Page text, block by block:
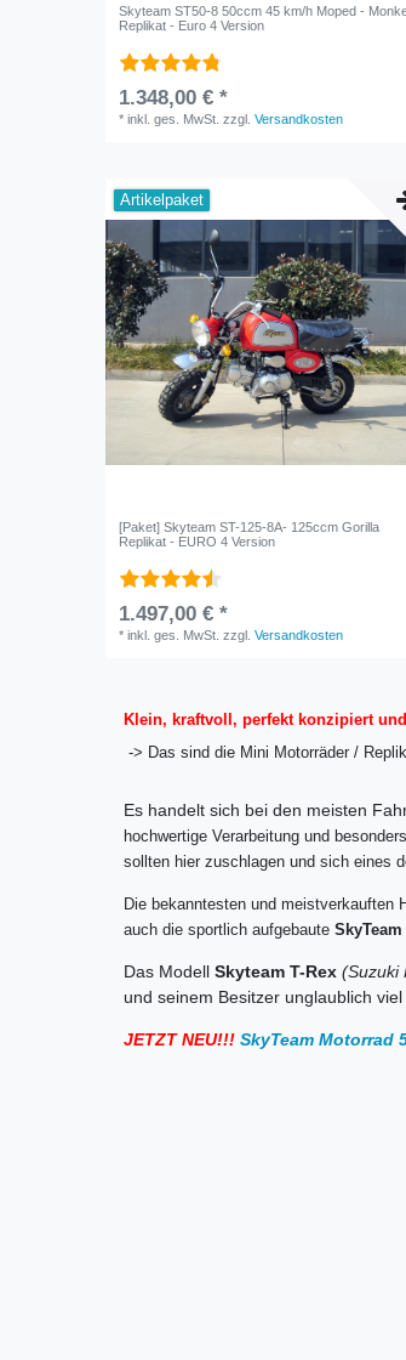
Skyteam ST50-8 50ccm 45 km/h Moped -
Replikat - Euro 4 Version
1.348,00 € *
*inkl. ges. MwSt. zzgl.Versandkosten
Artikelpaket
[Paket] Skyteam ST-125-8A- 125ccm Gorilla
Replikat - EURO 4 Version
1.497,00 € *
*inkl. ges. MwSt. zzgl.Versandkosten
Klein, kraftvoll, perfekt konzipiert
-> Das sind die Mini Motorräder /
Es handelt sich bei den meisten
hochwertige Verarbeitung und
sollten hier zuschlagen und sich eines
Die bekanntesten und meistverkauften
auch die sportlich aufgebaute SkyTeam
Das Modell Skyteam T-Rex (Suzuki
und seinem Besitzer unglaublich
JETZT NEU!!! SkyTeam Motorrad